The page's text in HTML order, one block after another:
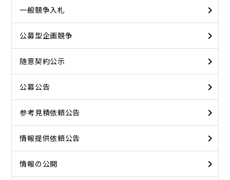
一般競争入札
公募型企画競争
随意契約公示
公募公告
参考見積依頼公告
情報提供依頼公告
情報の公開